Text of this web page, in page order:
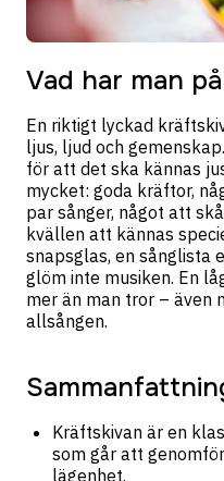
Vad har man
En riktigt lyckad
ljus, ljud och
för att det ska kännas
mycket: goda kräftor,
par sånger, något att
kvällen att kännas
snapsglas, en sånglista
glöm inte musiken. En
mer än man tror – även
allsången.
Kräftskivan är en
som går att
lägenhet.